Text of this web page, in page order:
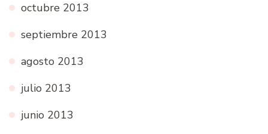
octubre 2013
septiembre 2013
agosto 2013
julio 2013
junio 2013